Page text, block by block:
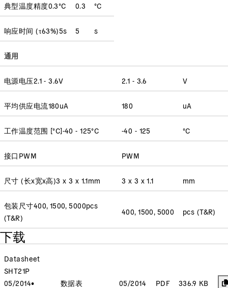
典型温度精度0.3°C 0.3 °C
响应时间 (τ63%)5s 5 s
通用
电源电压2.1 - 3.6V 2.1 - 3.6 V
平均供应电流180uA 180 uA
工作温度范围 [°C]-40 - 125°C -40 - 125 °C
接口 PWM PWM
尺寸 (长x宽x高)3 x 3 x 1.1mm 3 x 3 x 1.1 mm
包装尺寸400, 1500, 5000pcs
(T&R)
400, 1500, 5000 pcs (T&R)
下载
Datasheet
SHT21P
05/2014•
数据表 05/2014 PDF 336.9 KB